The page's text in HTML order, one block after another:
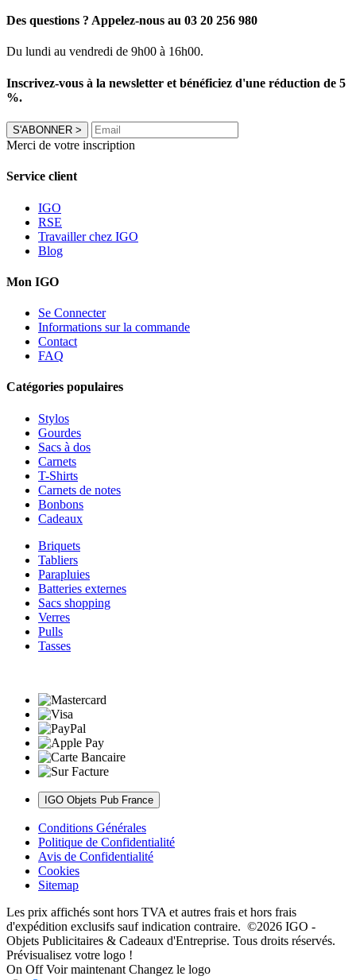
Des questions ? Appelez-nous au 03 20 256 980
Du lundi au vendredi de 9h00 à 16h00.
Inscrivez-vous à la newsletter et bénéficiez d'une réduction de 5
%.
S'ABONNER >
Merci de votre inscription
Service client
IGO
RSE
Travailler chez IGO
Blog
Mon IGO
Se Connecter
Informations sur la commande
Contact
FAQ
Catégories populaires
Stylos
Gourdes
Sacs à dos
Carnets
T-Shirts
Carnets de notes
Bonbons
Cadeaux
Briquets
Tabliers
Parapluies
Batteries externes
Sacs shopping
Verres
Pulls
Tasses
IGO Objets Pub France
Conditions Générales
Politique de Confidentialité
Avis de Confidentialité
Cookies
Sitemap
Les prix affichés sont hors TVA et autres frais et hors frais
d'expédition exclusifs sauf indication contraire. ©2026 IGO -
Objets Publicitaires & Cadeaux d'Entreprise. Tous droits réservés.
Prévisualisez votre logo !
On Off Voir maintenant Changez le logo